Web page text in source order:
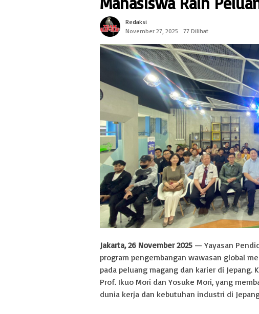
Redaksi
November 27, 2025
77 Dilihat
Jakarta, 26 November 2025 — Yayasan
program pengembangan wawasan global
pada peluang magang dan karier di
Prof. Ikuo Mori dan Yosuke Mori, yang
dunia kerja dan kebutuhan industri di